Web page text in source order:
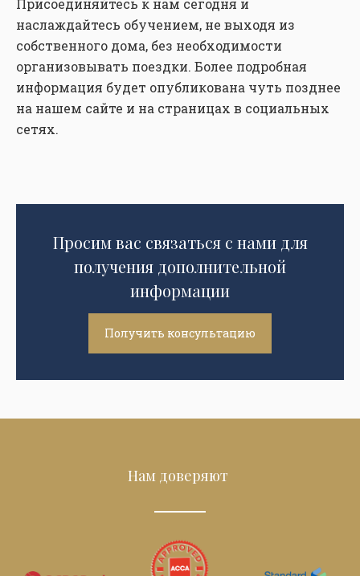
Присоединяйтесь к нам сегодня и
наслаждайтесь обучением, не выходя из
собственного дома, без необходимости
организовывать поездки. Более подробная
информация будет опубликована чуть позднее
на нашем сайте и на страницах в социальных
сетях.
Просим вас связаться с нами для
получения дополнительной
информации
Получить консультацию
Нам доверяют